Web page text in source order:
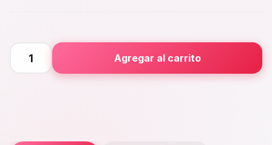
Placa Principal
cantidad
Agregar al carrito